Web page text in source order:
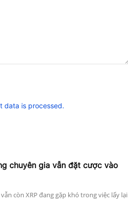
data is processed.
chuyên gia vẫn đặt cược vào
còn XRP đang gặp khó trong việc lấy lại